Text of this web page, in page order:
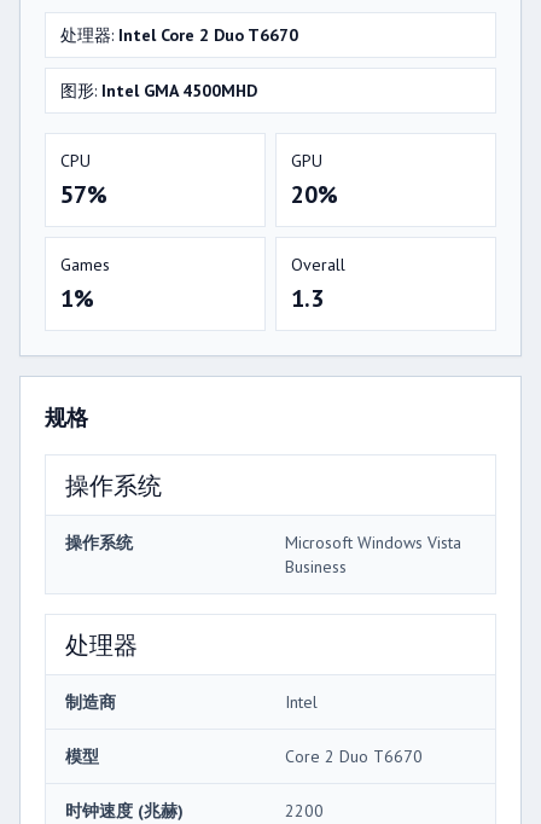
处理器: Intel Core 2 Duo T6670
图形: Intel GMA 4500MHD
CPU
57%
GPU
20%
Games
1%
Overall
1.3
规格
操作系统
操作系统
Microsoft Windows Vista
Business
处理器
制造商 Intel
模型 Core 2 Duo T6670
时钟速度 (兆赫) 2200